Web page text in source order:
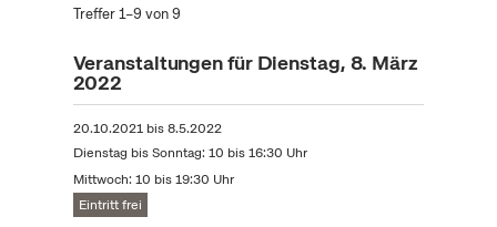
Treffer 1–9 von 9
Veranstaltungen für Dienstag, 8. März
2022
20.10.2021bis8.5.2022
Dienstag bis Sonntag: 10 bis 16:30 Uhr
Mittwoch: 10 bis 19:30 Uhr
Eintritt frei